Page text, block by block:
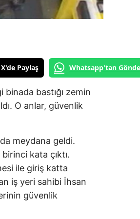
X'de Paylaş Whatsapp'tan
binada bastığı zemin
O anlar, güvenlik
meydana geldi.
kata çıktı.
ile giriş katta
iş yeri sahibi İhsan
güvenlik